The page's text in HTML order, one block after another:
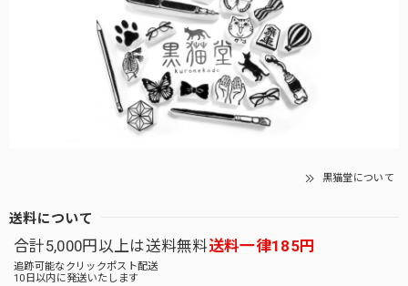
黒猫堂について
送料について
合計5,000円以上は送料無料送料一律185円
追跡可能なクリックポスト配送
10日以内に発送いたします